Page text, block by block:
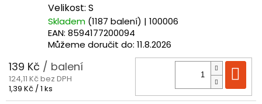
Velikost: S
Skladem (1187 balení) | 100006
EAN: 8594177200094
Můžeme doručit do: 11.8.2026
139 Kč / balení
124,11 Kč bez DPH
Měrná
cena:
1,39 Kč / 1 ks